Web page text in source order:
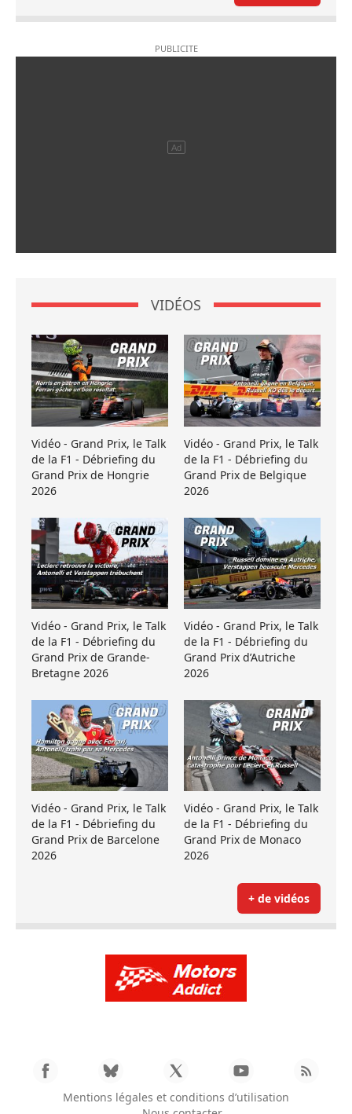
VIDÉOS
Vidéo - Grand Prix, le Talk
de la F1 - Débriefing du
Grand Prix de Hongrie
2026
Vidéo - Grand Prix, le Talk
de la F1 - Débriefing du
Grand Prix de Belgique
2026
Vidéo - Grand Prix, le Talk
de la F1 - Débriefing du
Grand Prix de Grande-
Bretagne 2026
Vidéo - Grand Prix, le Talk
de la F1 - Débriefing du
Grand Prix d’Autriche
2026
Vidéo - Grand Prix, le Talk
de la F1 - Débriefing du
Grand Prix de Barcelone
2026
Vidéo - Grand Prix, le Talk
de la F1 - Débriefing du
Grand Prix de Monaco
2026
+ de vidéos
Mentions légales et conditions d’utilisation